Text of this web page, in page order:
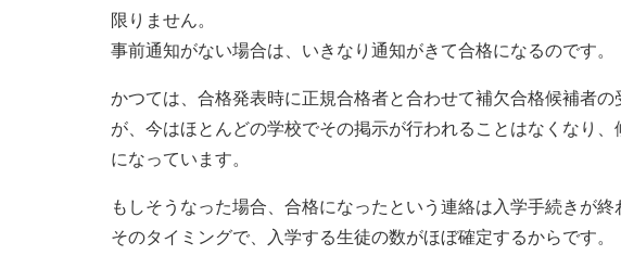
限りません。
事前通知がない場合は、いきなり通知がきて合格になるのです。
かつては、合格発表時に正規合格者と合わせて補欠合格候補者
が、今はほとんどの学校でその掲示が行われることはなくなり
になっています。
もしそうなった場合、合格になったという連絡は入学手続きが
そのタイミングで、入学する生徒の数がほぼ確定するからです。